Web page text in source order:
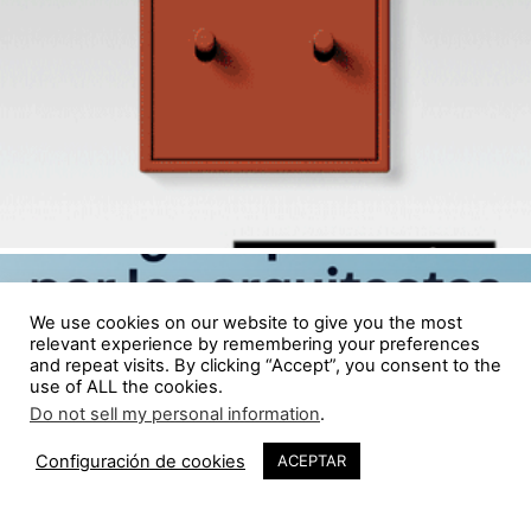
We use cookies on our website to give you the most
relevant experience by remembering your preferences
and repeat visits. By clicking “Accept”, you consent to the
use of ALL the cookies.
Do not sell my personal information.
Configuración de cookies ACEPTAR